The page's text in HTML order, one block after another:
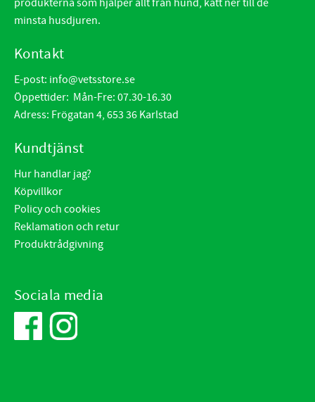
produkterna som hjälper allt från hund, katt ner till de
minsta husdjuren.
Kontakt
E-post: info@vetsstore.se
Öppettider: Mån-Fre: 07.30-16.30
Adress: Frögatan 4, 653 36 Karlstad
Kundtjänst
Hur handlar jag?
Köpvillkor
Policy och cookies
Reklamation och retur
Produktrådgivning
Sociala media